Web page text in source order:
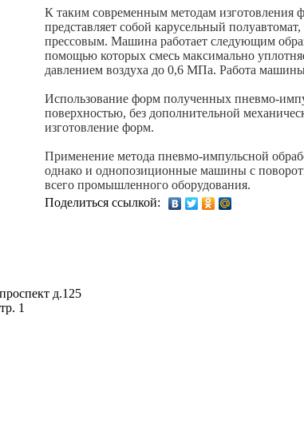
К таким современным методам
представляет собой карусельный
прессовым. Машина работает следующим
помощью которых смесь максимально
давлением воздуха до 0,6 МПа. Работа
Использование форм полученных пневмо-
поверхностью, без дополнительной
изготовление форм.
Применение метода пневмо-импульсной
однако и однопозиционные машины с
всего промышленного оборудования.
Поделиться ссылкой:
д.125
1